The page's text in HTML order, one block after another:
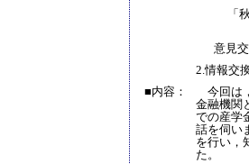
「
意見
2.情報交
■内容：
今回は
金融機関
での産学
話を伺い
を行い，
た。